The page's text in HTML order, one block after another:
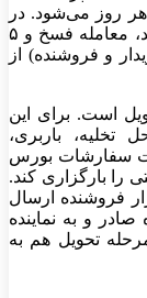
به ازای هر روز می‌شود. در
آخر اگر بعد از ۶ روز کاری تسویه صورت نگیرید، معامله فسخ و ۵
و فروشنده) از
است. برای این
تخلیه، باربری،
سفارشات بورس
را بارگزاری کند.
فروشنده ارسال
و به نماینده
تحویل هم به